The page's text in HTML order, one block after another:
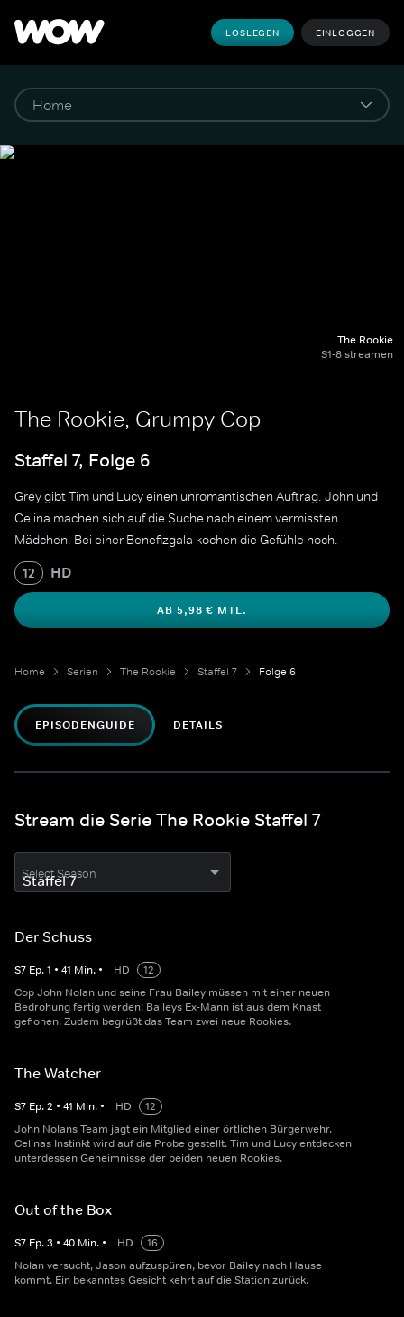
LOSLEGEN EINLOGGEN
The Rookie
S1-8 streamen
The Rookie, Grumpy Cop
Staffel 7, Folge 6
Grey gibt Tim und Lucy einen unromantischen Auftrag. John und
Celina machen sich auf die Suche nach einem vermissten
Mädchen. Bei einer Benefizgala kochen die Gefühle hoch.
12 HD
AB 5,98 € MTL.
Home Serien The Rookie Staffel 7 Folge 6
EPISODENGUIDE DETAILS
Stream die Serie The Rookie Staffel 7
Select Season
Der Schuss
S7 Ep.1 • 41 Min. • HD
12
Cop John Nolan und seine Frau Bailey müssen mit einer neuen
Bedrohung fertig werden: Baileys Ex-Mann ist aus dem Knast
geflohen. Zudem begrüßt das Team zwei neue Rookies.
The Watcher
S7 Ep.2 • 41 Min. • HD
12
John Nolans Team jagt ein Mitglied einer örtlichen Bürgerwehr.
Celinas Instinkt wird auf die Probe gestellt. Tim und Lucy entdecken
unterdessen Geheimnisse der beiden neuen Rookies.
Out of the Box
S7 Ep.3 • 40 Min. • HD
16
Nolan versucht, Jason aufzuspüren, bevor Bailey nach Hause
kommt. Ein bekanntes Gesicht kehrt auf die Station zurück.